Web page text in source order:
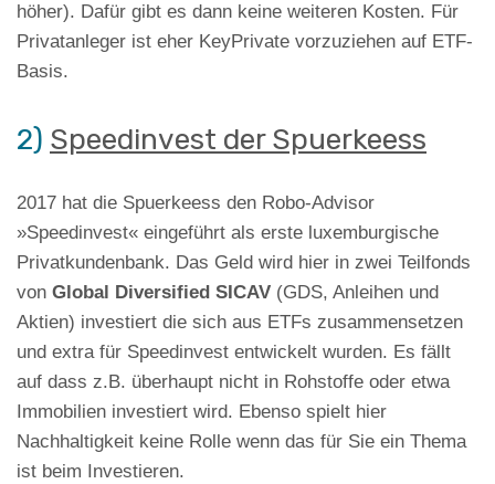
höher). Dafür gibt es dann keine weiteren Kosten. Für
Privatanleger ist eher KeyPrivate vorzuziehen auf ETF-
Basis.
2) Speedinvest der Spuerkeess
2017 hat die Spuerkeess den Robo-Advisor
»Speedinvest« eingeführt als erste luxemburgische
Privatkundenbank. Das Geld wird hier in zwei Teilfonds
von Global Diversified SICAV (GDS, Anleihen und
Aktien) investiert die sich aus ETFs zusammensetzen
und extra für Speedinvest entwickelt wurden. Es fällt
auf dass z.B. überhaupt nicht in Rohstoffe oder etwa
Immobilien investiert wird. Ebenso spielt hier
Nachhaltigkeit keine Rolle wenn das für Sie ein Thema
ist beim Investieren.